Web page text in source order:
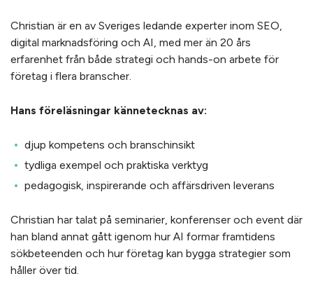
Christian är en av Sveriges ledande experter inom SEO,
digital marknadsföring och AI, med mer än 20 års
erfarenhet från både strategi och hands-on arbete för
företag i flera branscher.
Hans föreläsningar kännetecknas av:
djup kompetens och branschinsikt
tydliga exempel och praktiska verktyg
pedagogisk, inspirerande och affärsdriven leverans
Christian har talat på seminarier, konferenser och event där
han bland annat gått igenom hur AI formar framtidens
sökbeteenden och hur företag kan bygga strategier som
håller över tid.